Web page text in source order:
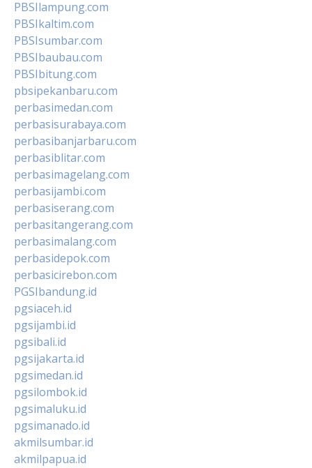
PBSIlampung.com
PBSIkaltim.com
PBSIsumbar.com
PBSIbaubau.com
PBSIbitung.com
pbsipekanbaru.com
perbasimedan.com
perbasisurabaya.com
perbasibanjarbaru.com
perbasiblitar.com
perbasimagelang.com
perbasijambi.com
perbasiserang.com
perbasitangerang.com
perbasimalang.com
perbasidepok.com
perbasicirebon.com
PGSIbandung.id
pgsiaceh.id
pgsijambi.id
pgsibali.id
pgsijakarta.id
pgsimedan.id
pgsilombok.id
pgsimaluku.id
pgsimanado.id
akmilsumbar.id
akmilpapua.id